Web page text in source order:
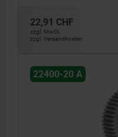
22,91 CHF
zzgl. MwSt.
zzgl. Versandkosten
22400-20 A